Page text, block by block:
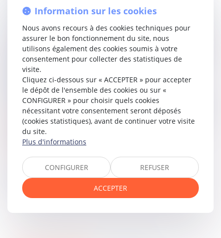
droits immobiliers et non exonérées. Les personnes morales
interposées entre le débiteur de la taxe et les immeubles
sont seulement solidairement responsables du paiement.
Il en résulte que l’administration fiscale n’est pas tenue de
notifier, dès leur établissement, les actes de la procédure
postérieurs à la proposition de rectification à l’ensemble
des entités interposées, dès lors que celles-ci ne sont pas
les redevables légales de la taxe.
En jugeant le contraire, alors que la société civile
immobilière n’était qu’une personne morale interposée et
non le redevable légal de la taxe, la Cour d’appel a violé les
articles 990 Det990 F du Code général des impôts.
La Cour de cassation casse donc l’arrêt rendu par la cour
d’appel d’Aix-en-Provence.
Partager sur
Information sur les cookies
Nous avons recours à des cookies techniques pour
assurer le bon fonctionnement du site, nous
utilisons également des cookies soumis à votre
consentement pour collecter des statistiques de
visite.
Cliquez ci-dessous sur « ACCEPTER » pour accepter
le dépôt de l'ensemble des cookies ou sur «
CONFIGURER » pour choisir quels cookies
nécessitant votre consentement seront déposés
(cookies statistiques), avant de continuer votre visite
du site.
Plus d'informations
CONFIGURER REFUSER
ACCEPTER